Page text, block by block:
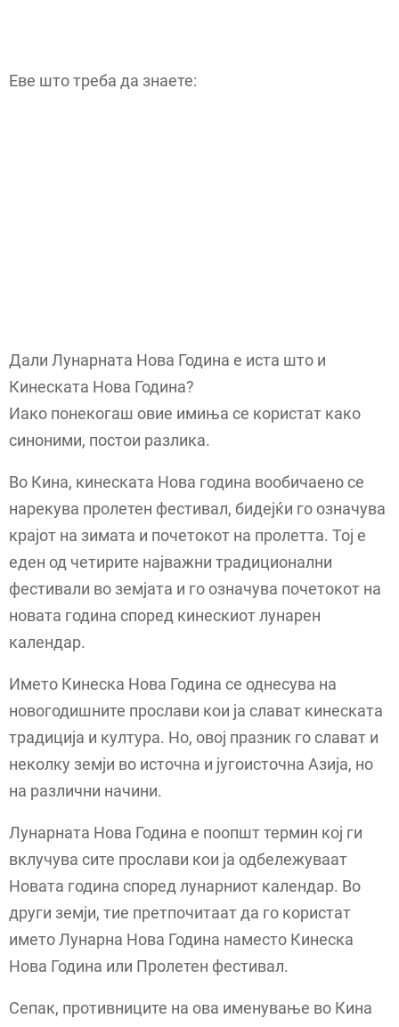
Еве што треба да знаете:
Дали Лунарната Нова Година е иста што и
Кинеската Нова Година?
Иако понекогаш овие имиња се користат како
синоними, постои разлика.
Во Кина, кинеската Нова година вообичаено се
нарекува пролетен фестивал, бидејќи го означува
крајот на зимата и почетокот на пролетта. Тој е
еден од четирите најважни традиционални
фестивали во земјата и го означува почетокот на
новата година според кинескиот лунарен
календар.
Името Кинеска Нова Година се однесува на
новогодишните прослави кои ја слават кинеската
традиција и култура. Но, овој празник го слават и
неколку земји во источна и југоисточна Азија, но
на различни начини.
Лунарната Нова Година е поопшт термин кој ги
вклучува сите прослави кои ја одбележуваат
Новата година според лунарниот календар. Во
други земји, тие претпочитаат да го користат
името Лунарна Нова Година наместо Кинеска
Нова Година или Пролетен фестивал.
Сепак, противниците на ова именување во Кина